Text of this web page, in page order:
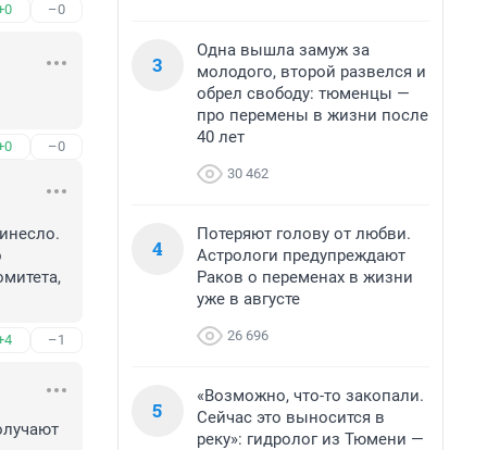
–0
–0
–1
3
Одна вышла замуж за
молодого, второй развелся и
обрел свободу: тюменцы —
про перемены в жизни после
40 лет
30 462
4
Потеряют голову от любви.
Астрологи предупреждают
Раков о переменах в жизни
уже в августе
26 696
5
«Возможно, что-то закопали.
Сейчас это выносится в
реку»: гидролог из Тюмени —